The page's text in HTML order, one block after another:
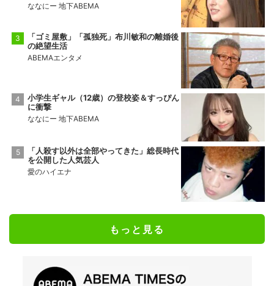
ななにー 地下ABEMA
「ゴミ屋敷」「孤独死」布川敏和の離婚後
の絶望生活
ABEMAエンタメ
小学生ギャル（12歳）の登校姿＆すっぴん
に衝撃
ななにー 地下ABEMA
「人殺す以外は全部やってきた」総長時代
を公開した人気芸人
愛のハイエナ
もっと見る